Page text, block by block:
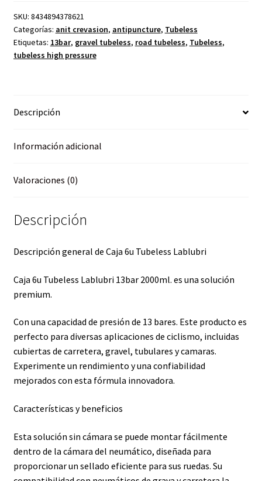
13bar
2000ml
cantidad
SKU: 8434894378621
Categorías: anit crevasion, antipuncture, Tubeless
Etiquetas: 13bar, gravel tubeless, road tubeless, Tubeless,
tubeless high pressure
Descripción
Información adicional
Valoraciones (0)
Descripción
Descripción general de Caja 6u Tubeless Lablubri
Caja 6u Tubeless Lablubri 13bar 2000ml. es una solución
premium.
Con una capacidad de presión de 13 bares. Este producto es
perfecto para diversas aplicaciones de ciclismo, incluidas
cubiertas de carretera, gravel, tubulares y camaras.
Experimente un rendimiento y una confiabilidad
mejorados con esta fórmula innovadora.
Características y beneficios
Esta solución sin cámara se puede montar fácilmente
dentro de la cámara del neumático, diseñada para
proporcionar un sellado eficiente para sus ruedas. Su